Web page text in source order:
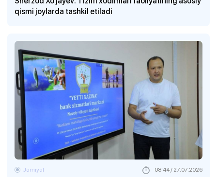
qismi joylarda tashkil etiladi
Jamiyat 08:44 / 27.07.2026